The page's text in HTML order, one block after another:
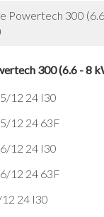
Powertech 300
300 (6.6 - 8
12 24 I30
12 24 63F
12 24 I30
12 24 63F
24 I30